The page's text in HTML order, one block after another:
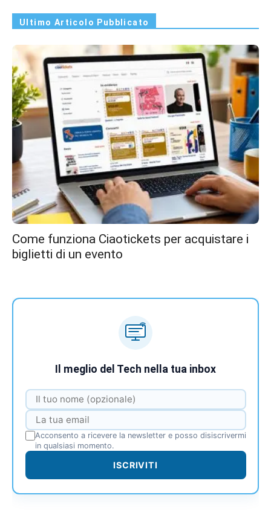
Ultimo Articolo Pubblicato
Come funziona Ciaotickets per acquistare i
biglietti di un evento
Il meglio del Tech nella tua inbox
Acconsento a ricevere la newsletter e posso disiscrivermi
in qualsiasi momento.
ISCRIVITI